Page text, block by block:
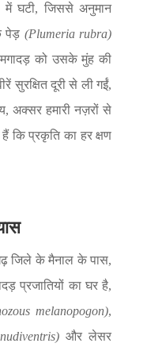
घटी, जिससे अनुमान
पेड़ (Plumeria rubra)
को उसके मुंह की
सुरक्षित दूरी से ली गईं,
अक्सर हमारी नज़रों से
कि प्रकृति का हर क्षण
जिले के मैनाल के पास,
प्रजातियों का घर है,
melanopogon),
और लेसर